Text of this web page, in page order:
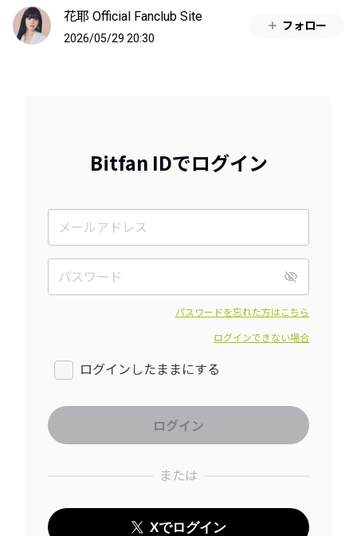
花耶 Official Fanclub Site
2026/05/29 20:30
フォロー
Bitfan IDでログイン
パスワードを忘れた方はこちら
ログインできない場合
ログインしたままにする
または
Xでログイン